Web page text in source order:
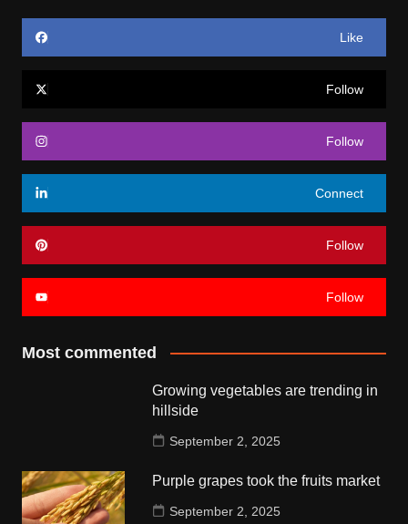
Like
Follow
Follow
Connect
Follow
Follow
Most commented
Growing vegetables are trending in
hillside
September 2, 2025
Purple grapes took the fruits market
September 2, 2025